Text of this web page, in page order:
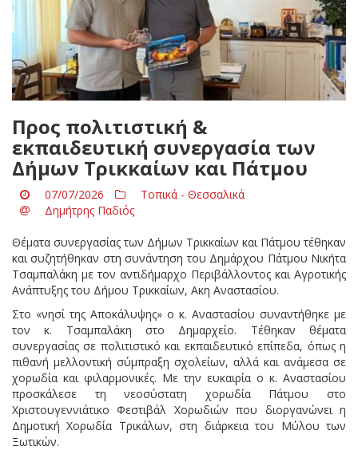
Προς πολιτιστική &
εκπαιδευτική συνεργασία των
Δήμων Τρικκαίων και Πάτμου
07/07/2026
Τοπικά - Θεσσαλικά
Δημήτρης Παδιός
Θέματα συνεργασίας των Δήμων Τρικκαίων και Πάτμου τέθηκαν
και συζητήθηκαν στη συνάντηση του Δημάρχου Πάτμου Νικήτα
Τσαμπαλάκη με τον αντιδήμαρχο Περιβάλλοντος και Αγροτικής
Ανάπτυξης του Δήμου Τρικκαίων, Ακη Αναστασίου.
Στο «νησί της Αποκάλυψης» ο κ. Αναστασίου συναντήθηκε με
τον κ. Τσαμπαλάκη στο Δημαρχείο. Τέθηκαν θέματα
συνεργασίας σε πολιτιστικό και εκπαιδευτικό επίπεδα, όπως η
πιθανή μελλοντική σύμπραξη σχολείων, αλλά και ανάμεσα σε
χορωδία και φιλαρμονικές. Με την ευκαιρία ο κ. Αναστασίου
προσκάλεσε τη νεοσύστατη χορωδία Πάτμου στο
Χριστουγεννιάτικο Φεστιβάλ Χορωδιών που διοργανώνει η
Δημοτική Χορωδία Τρικάλων, στη διάρκεια του Μύλου των
Ξωτικών.